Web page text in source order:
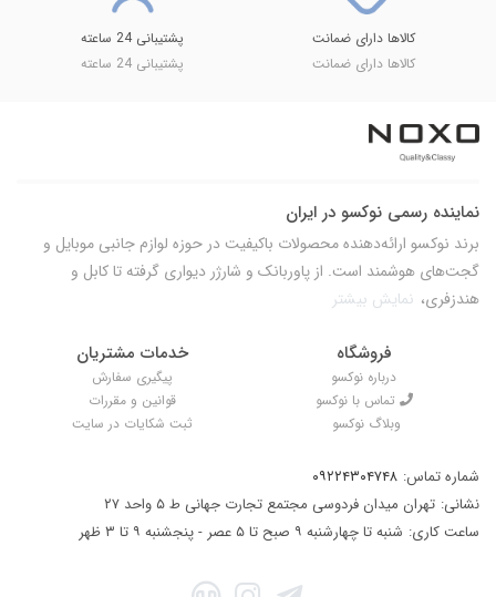
کالاها دارای ضمانت
کالاها دارای ضمانت
پشتیبانی 24 ساعته
پشتیبانی 24 ساعته
نماینده رسمی نوکسو در ایران
برند نوکسو ارائه‌دهنده محصولات باکیفیت در حوزه لوازم جانبی موبایل و
گجت‌های هوشمند است. از پاوربانک و شارژر دیواری گرفته تا کابل و
هندزفری، نمایش بیشتر
فروشگاه
درباره نوکسو
تماس با نوکسو
وبلاگ نوکسو
خدمات مشتریان
پیگیری سفارش
قوانین و مقررات
ثبت شکایات در سایت
شماره تماس: ۰۹۲۲۴۳۰۴۷۴۸
نشانی: تهران میدان فردوسی مجتمع تجارت جهانی ط ۵ واحد ۲۷
ساعت کاری: شنبه تا چهارشنبه ۹ صبح تا ۵ عصر - پنجشنبه ۹ تا ۳ ظهر